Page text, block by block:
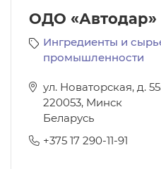
ОДО «Автодар»
Ингредиенты и
промышленности
ул. Новаторская, д.
220053, Минск
Беларусь
+375 17 290-11-91